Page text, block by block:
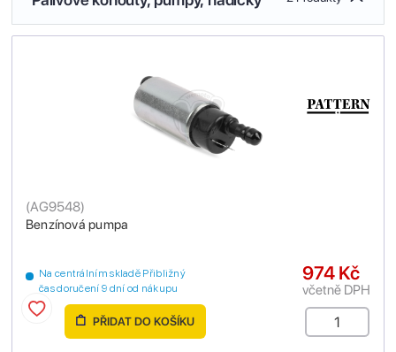
Benzínová pumpa
(AG9548)
Na centrálním skladě Přibližný
čas doručení 9 dní od nákupu
974 Kč
včetně DPH
PŘIDAT DO KOŠÍKU